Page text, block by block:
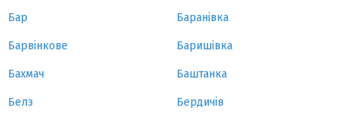
Бар Баранівка
Барвінкове Баришівка
Бахмач Баштанка
Белз Бердичів